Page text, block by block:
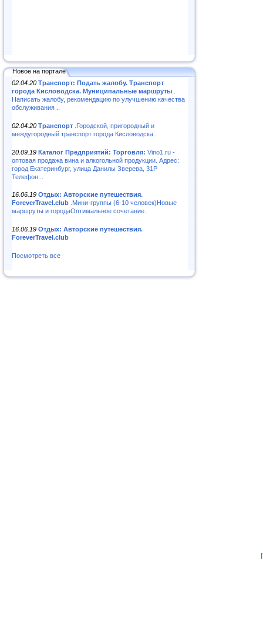
Новое на портале
02.04.20 Транспорт: Подать жалобу. Транспорт
города Кисловодска. Муниципальные маршруты
Написать жалобу, рекомендацию по улучшению качества
обслуживания ..
02.04.20 Транспорт .Городской, пригородный и
междугородный транспорт города Кисловодска..
20.09.19 Каталог Предприятий: Торговля: Vino1.ru -
оптовая продажа вина и алкогольной продукции. Адрес:
город Екатеринбург, улица Данилы Зверева, 31Р
Телефон:..
16.06.19 Отдых: Авторские путешествия.
ForeverTravel.club .Мини-группы (6-10 человек)Новые
маршруты и городаОптимальное сочетание..
16.06.19 Отдых: Авторские путешествия.
ForeverTravel.club
Посмотреть все